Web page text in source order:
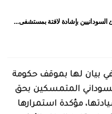
السودانيين بإشادة لافتة بمستشفى…
بيان لها بموقف حكومة
المتمسكين بحق
مؤكدة استمرارها